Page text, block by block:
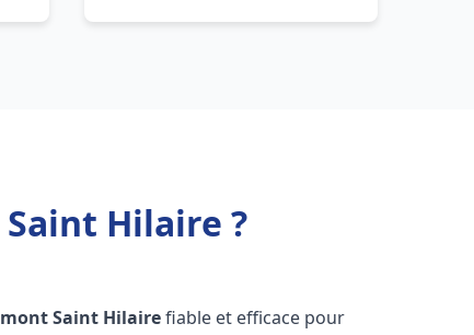
Hilaire ?
Saint Hilairefiable et efficace pour